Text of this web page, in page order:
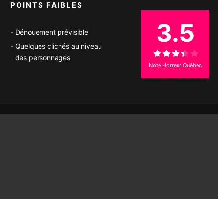
POINTS FAIBLES
Dénouement prévisible
Quelques clichés au niveau
des personnages
3.5
Note Horreur Québec